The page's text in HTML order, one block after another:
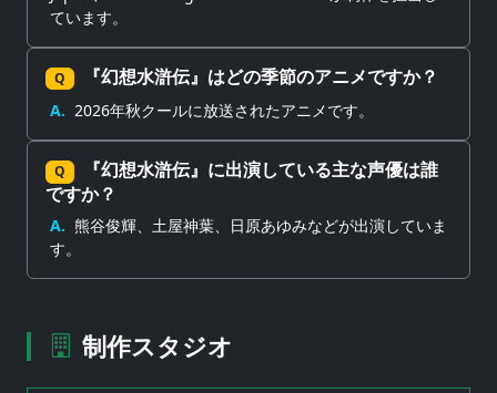
ています。
Q 『幻想水滸伝』はどの季節のアニメですか？
A. 2026年秋クールに放送されたアニメです。
Q
『幻想水滸伝』に出演している主な声優は誰
ですか？
A. 熊谷俊輝、土屋神葉、日原あゆみなどが出演していま
す。
制作スタジオ